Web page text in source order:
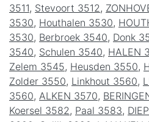
3511, Stevoort 3512 ,
3530, Houthalen 3530,
3530, Berbroek 3540, Donk
3540, Schulen 3540, HALEN
Zelem 3545, Heusden 3550,
Zolder 3550, Linkhout 3560,
3560, ALKEN 3570,
Koersel 3582 , Paal 3583,